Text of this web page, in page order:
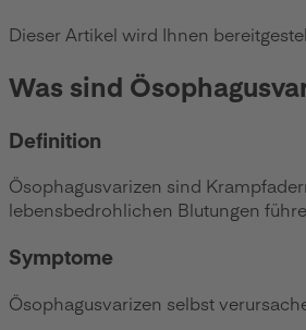
Dieser Artikel wird Ihnen
Was sind
Definition
Ösophagusvarizen sind
lebensbedrohlichen Blutungen
Symptome
Ösophagusvarizen selbst